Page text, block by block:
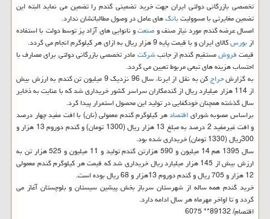
تخصصی بازرگانی دولتی ایران جهت خرید تضمینی گندم را تضمین می نماید البته این
تضمین مغایرتی با مسوولیتبانكهای عامل در وصول مطالباتشان ندارد.
امسال عرضه گندم مورد نیاز صنف وصنعتو نانوایی های آزاد پز توسط دولت با استفاده
ازبورسكالای ایران و با قیمت پایه 9 هزار ریال به ازای هر كیلوگرم انجام می گردد.
قیمتفروشمستقیم گندم از جانبشركتمادر تخصصی بازرگانی دولتی برای مصارف با
احتساب هزینه های تبعی مربوط تعیین می گردد.
به گزارشحراج
كن به نقل از ایرنا، سال 96 نزدیك 9 میلیون تن گندم به ارزش بیش
از 114 هزار میلیارد ریال از گندمكاران سراسر كشور خریداری شد كه با عنایت به ذخایر
سال گذشته همچنان خودكفایی در تولید این محصول استمرار پیدا كرد.
براساس مصوبه شورایاقتصادهر كیلوگرم گندم معمولی (نان) با افت مفید چهار درصد
و افت غیرمفید 2 درصد به مبلغ 13 هزار ریال (1300 تومان) و گندم دوروم 13 هزار و
300ریال (1330 تومان) خریداری شده بود.
سال 1395 هم 14 میلیون و 590 هزارتن گندم تولید و 11 میلیون و 525 هزار تن به
ارزش بیش از 145 هزار میلیارد ریال خریداری شد كه قیمت هر كیلوگرم گندم معمولی
12 هزار و 705 ریال و گندم دوروم 13هزار و 68 ریال بوده است.
خرید گندم همه ساله از شهرستان سرباز بخش پیشین سیستان و بلوچستان آغاز می
گردد و تا اواخر مهرماه هر سال ادامه دارد.
اقتصام/ 89132** 6075